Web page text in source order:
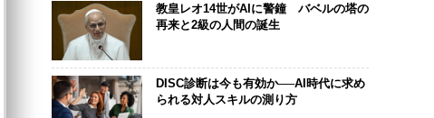
教皇レオ14世がAIに警鐘 バベルの塔の
再来と2級の人間の誕生
DISC診断は今も有効か──AI時代に求め
られる対人スキルの測り方